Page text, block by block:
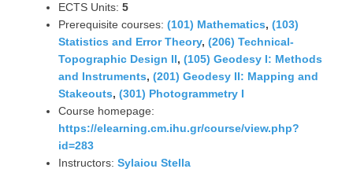
ECTS Units: 5
Prerequisite courses: (101) Mathematics, (103)
Statistics and Error Theory, (206) Technical-
Topographic Design II, (105) Geodesy I: Methods
and Instruments, (201) Geodesy II: Mapping and
Stakeouts, (301) Photogrammetry I
Course homepage:
https://elearning.cm.ihu.gr/course/view.php?
id=283
Instructors: Sylaiou Stella